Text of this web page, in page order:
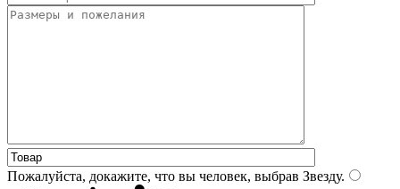
Пожалуйста, докажите, что вы человек, выбрав Звезду.